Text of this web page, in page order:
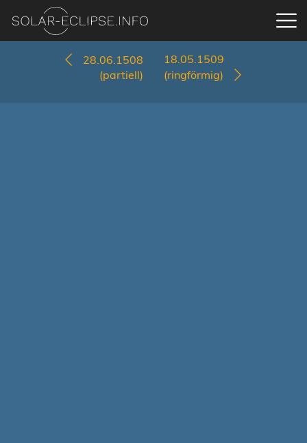
28.06.1508
(partiell)
18.05.1509
(ringförmig)